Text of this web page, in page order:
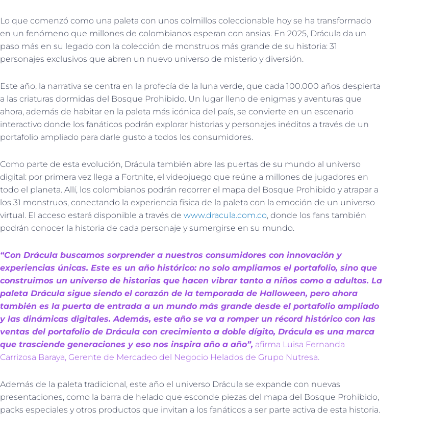
Lo que comenzó como una paleta con unos colmillos coleccionable hoy se ha transformado
en un fenómeno que millones de colombianos esperan con ansias. En 2025, Drácula da un
paso más en su legado con la colección de monstruos más grande de su historia: 31
personajes exclusivos que abren un nuevo universo de misterio y diversión.
Este año, la narrativa se centra en la profecía de la luna verde, que cada 100.000 años despierta
a las criaturas dormidas del Bosque Prohibido. Un lugar lleno de enigmas y aventuras que
ahora, además de habitar en la paleta más icónica del país, se convierte en un escenario
interactivo donde los fanáticos podrán explorar historias y personajes inéditos a través de un
portafolio ampliado para darle gusto a todos los consumidores.
Como parte de esta evolución, Drácula también abre las puertas de su mundo al universo
digital: por primera vez llega a Fortnite, el videojuego que reúne a millones de jugadores en
todo el planeta. Allí, los colombianos podrán recorrer el mapa del Bosque Prohibido y atrapar a
los 31 monstruos, conectando la experiencia física de la paleta con la emoción de un universo
virtual. El acceso estará disponible a través de www.dracula.com.co, donde los fans también
podrán conocer la historia de cada personaje y sumergirse en su mundo.
“Con Drácula buscamos sorprender a nuestros consumidores con innovación y
experiencias únicas. Este es un año histórico: no solo ampliamos el portafolio, sino que
construimos un universo de historias que hacen vibrar tanto a niños como a adultos. La
paleta Drácula sigue siendo el corazón de la temporada de Halloween, pero ahora
también es la puerta de entrada a un mundo más grande desde el portafolio ampliado
y las dinámicas digitales. Además, este año se va a romper un récord histórico con las
ventas del portafolio de Drácula con crecimiento a doble dígito, Drácula es una marca
que trasciende generaciones y eso nos inspira año a año”, afirma Luisa Fernanda
Carrizosa Baraya, Gerente de Mercadeo del Negocio Helados de Grupo Nutresa.
Además de la paleta tradicional, este año el universo Drácula se expande con nuevas
presentaciones, como la barra de helado que esconde piezas del mapa del Bosque Prohibido,
packs especiales y otros productos que invitan a los fanáticos a ser parte activa de esta historia.